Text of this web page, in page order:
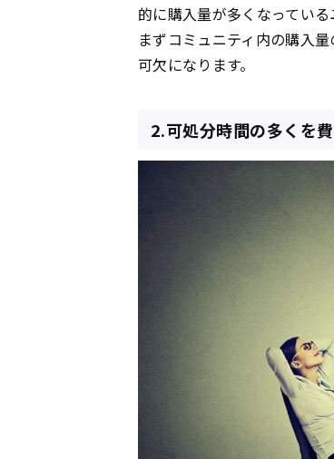
的に購入量が多くなっている
まずコミュニティ内の購入
可欠になります。
2.可処分時間の多くを